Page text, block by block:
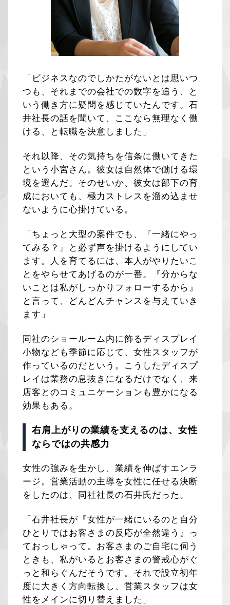
「ビジネスなのでしかたがないとは思いつ
つも、それまでの会社での数字を追う、と
いう働き方に疑問を感じていたんです。石
井社長の話を聞いて、ここなら無理なく働
ける、と転職を決意しました」
それ以降、その気持ちを信条に働いてきた
という小宮さん。彼女は自然体で働ける環
境を選んだ。そのせいか、彼女は部下の育
成においても、極力ストレスを溜め込ませ
ないように心掛けている。
「ちょっと大型の案件でも、『一緒にやっ
てみる？』と必ず声を掛けるようにしてい
ます。人を育てるには、本人がやりたいこ
とをやらせてあげるのが一番。『分からな
いことは私がしっかりフォローするから』
と言って、どんどんチャンスを与えていき
ます」
同社のショールーム内に飾るディスプレイ
小物なども季節に応じて、女性スタッフが
作っているのだという。こうしたディスプ
レイは業務の息抜きになるだけでなく、来
店客とのコミュニケーションも豊かになる
効果もある。
右肩上がりの業績を支えるのは、女性
ならではの共感力
女性の強みを生かし、業績を伸ばすエンラ
ージ。営業活動の主導を女性に任せる決断
をしたのは、同社社長の石井氏だった。
「石井社長が『女性が一緒にいるのと自分
ひとりではお客さまの反応が全然違う』っ
ておっしゃって。お客さまのご自宅に伺う
ときも、私がいるとお客さまの警戒心がぐ
っと和らぐんだそうです。それで設立初年
度に大きく方向転換し、営業スタッフは女
性をメインに切り替えました」